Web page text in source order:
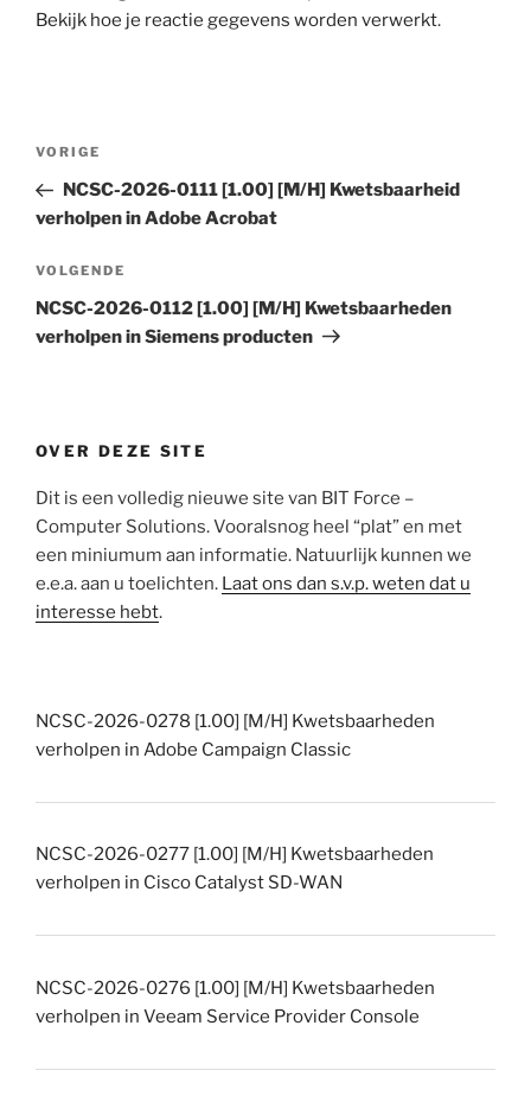
Bekijk hoe je reactie gegevens worden verwerkt.
Bericht
Vorig
bericht
VORIGE
NCSC-2026-0111 [1.00] [M/H] Kwetsbaarheid
verholpen in Adobe Acrobat
Volgend
bericht
VOLGENDE
NCSC-2026-0112 [1.00] [M/H] Kwetsbaarheden
verholpen in Siemens producten
OVER DEZE SITE
Dit is een volledig nieuwe site van BIT Force –
Computer Solutions. Vooralsnog heel “plat” en met
een miniumum aan informatie. Natuurlijk kunnen we
e.e.a. aan u toelichten. Laat ons dan s.v.p. weten dat u
interesse hebt.
NCSC-2026-0278 [1.00] [M/H] Kwetsbaarheden
verholpen in Adobe Campaign Classic
NCSC-2026-0277 [1.00] [M/H] Kwetsbaarheden
verholpen in Cisco Catalyst SD-WAN
NCSC-2026-0276 [1.00] [M/H] Kwetsbaarheden
verholpen in Veeam Service Provider Console